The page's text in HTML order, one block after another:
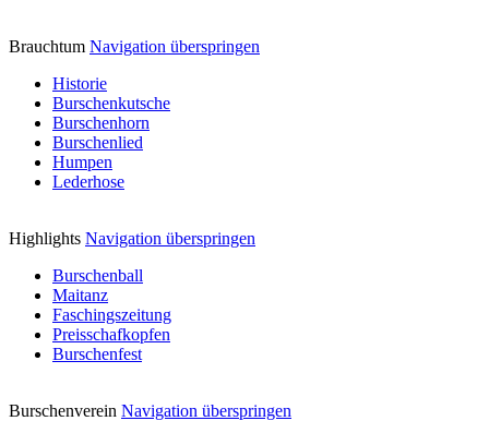
Brauchtum Navigation überspringen
Historie
Burschenkutsche
Burschenhorn
Burschenlied
Humpen
Lederhose
Highlights Navigation überspringen
Burschenball
Maitanz
Faschingszeitung
Preisschafkopfen
Burschenfest
Burschenverein Navigation überspringen